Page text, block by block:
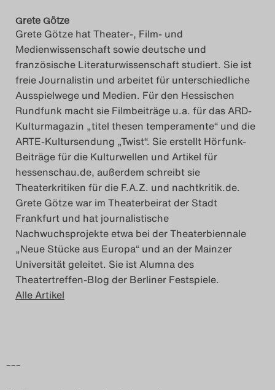
Das Theatertreffen-Blog
2024
Das Theatertreffen-Blog
2025
Das Theatertreffen-Blog
Archiv
Impressum
Nutzungsbedingungen
Search
Grete Götze
Grete Götze hat Theater-, Film- und
Medienwissenschaft sowie deutsche und
französische Literaturwissenschaft studiert. Sie ist
freie Journalistin und arbeitet für unterschiedliche
Ausspielwege und Medien. Für den Hessischen
Rundfunk macht sie Filmbeiträge u.a. für das ARD-
Kulturmagazin „titel thesen temperamente“ und die
ARTE-Kultursendung „Twist“. Sie erstellt Hörfunk-
Beiträge für die Kulturwellen und Artikel für
hessenschau.de, außerdem schreibt sie
Theaterkritiken für die F.A.Z. und nachtkritik.de.
Grete Götze war im Theaterbeirat der Stadt
Frankfurt und hat journalistische
Nachwuchsprojekte etwa bei der Theaterbiennale
„Neue Stücke aus Europa“ und an der Mainzer
Universität geleitet. Sie ist Alumna des
Theatertreffen-Blog der Berliner Festspiele.
Alle Artikel
–––